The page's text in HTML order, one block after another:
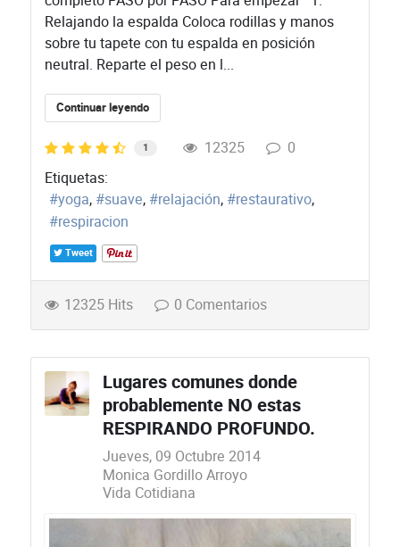
Relajando la espalda Coloca rodillas y manos
sobre tu tapete con tu espalda en posición
neutral. Reparte el peso en l...
Continuar leyendo
1 12325
0
Etiquetas:
yoga
suave relajación
restaurativo
respiracion
Tweet
12325 Hits 0 Comentarios
Lugares comunes donde
probablemente NO estas
RESPIRANDO PROFUNDO.
Jueves, 09 Octubre 2014
Monica Gordillo Arroyo
Vida Cotidiana